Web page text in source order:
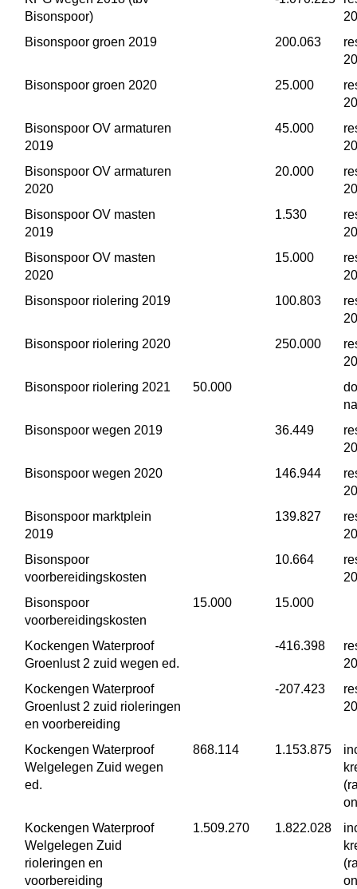
Bisonspoor)
Bisonspoor groen 2019
200.063
Bisonspoor groen 2020
25.000
Bisonspoor OV armaturen
2019
45.000
Bisonspoor OV armaturen
2020
20.000
Bisonspoor OV masten
2019
1.530
Bisonspoor OV masten
2020
15.000
Bisonspoor riolering 2019
100.803
Bisonspoor riolering 2020
250.000
Bisonspoor riolering 2021
50.000
Bisonspoor wegen 2019
36.449
Bisonspoor wegen 2020
146.944
Bisonspoor marktplein
2019
139.827
Bisonspoor
voorbereidingskosten
10.664
Bisonspoor
voorbereidingskosten
15.000 15.000
Kockengen Waterproof
Groenlust 2 zuid wegen ed.
-416.398
Kockengen Waterproof
Groenlust 2 zuid rioleringen
en voorbereiding
-207.423
Kockengen Waterproof
Welgelegen Zuid wegen
ed.
868.114 1.153.875
Kockengen Waterproof
Welgelegen Zuid
rioleringen en
voorbereiding
1.509.270 1.822.028